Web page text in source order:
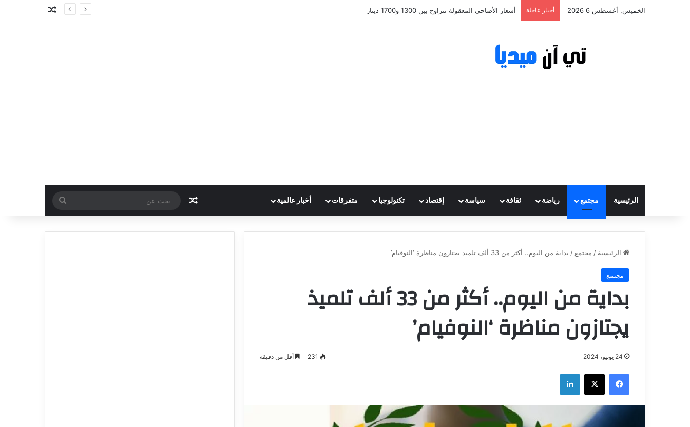
الخميس, أغسطس 6 2026 أخبار عاجلة أسعار الأضاحي المعقولة تتراوح بين 1300 و1700 دينار مقال عشوائي
الرئيسية مجتمع رياضة ثقافة سياسة إقتصاد تكنولوجيا متفرقات أخبار عالمية مقال عشوائي
بحث
عن
الرئيسية / مجتمع / بداية من اليوم.. أكثر من 33 ألف تلميذ يجتازون مناظرة ‘النوفيام’
مجتمع
بداية من اليوم.. أكثر من 33 ألف تلميذ
يجتازون مناظرة ‘النوفيام’
24 يونيو، 2024 231 أقل من دقيقة
فيسبوك ‫X لينكدإن